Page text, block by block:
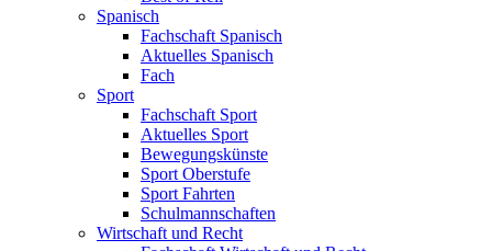
Spanisch
Fachschaft Spanisch
Aktuelles Spanisch
Fach
Sport
Fachschaft Sport
Aktuelles Sport
Bewegungskünste
Sport Oberstufe
Sport Fahrten
Schulmannschaften
Wirtschaft und Recht